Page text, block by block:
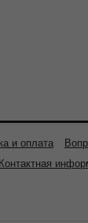
и оплата
Контактная